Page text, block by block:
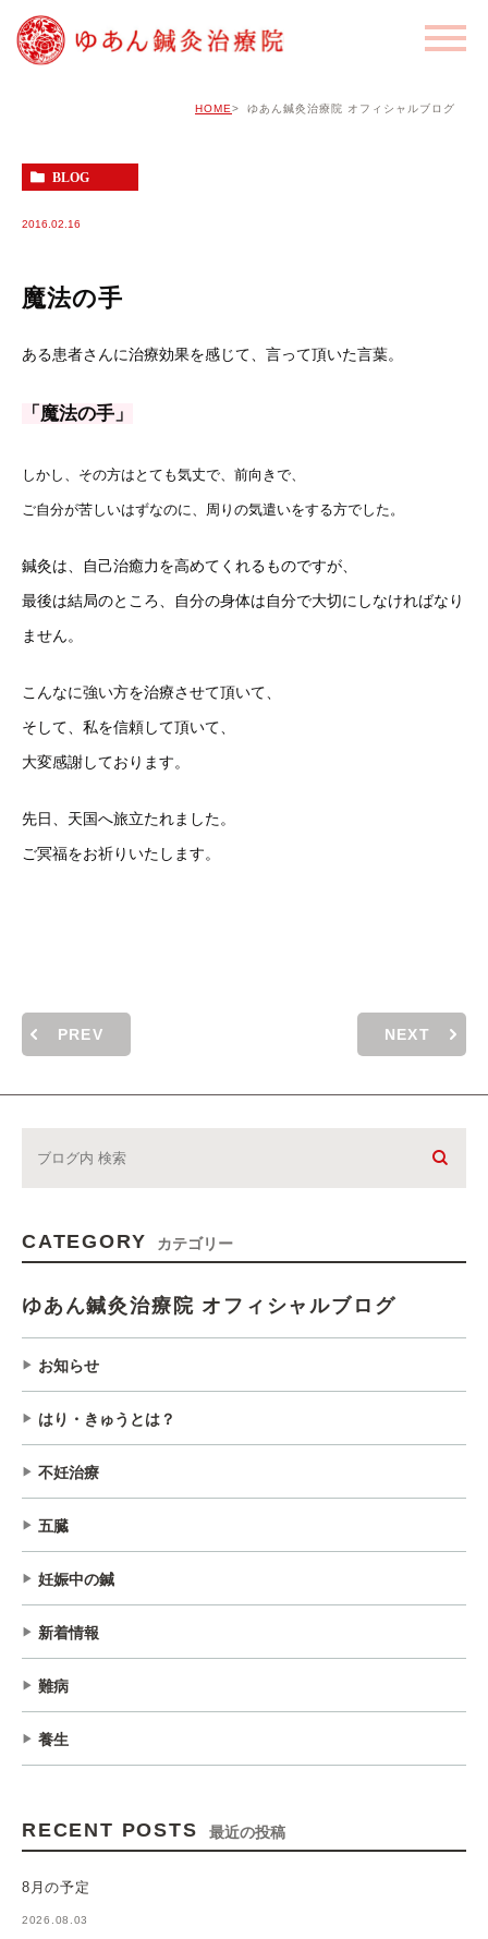
HOME ゆあん鍼灸治療院 オフィシャルブログ
BLOG
2016.02.16
魔法の手
ある患者さんに治療効果を感じて、言って頂いた言葉。
「魔法の手」
しかし、その方はとても気丈で、前向きで、
ご自分が苦しいはずなのに、周りの気遣いをする方でした。
鍼灸は、自己治癒力を高めてくれるものですが、
最後は結局のところ、自分の身体は自分で大切にしなければなり
ません。
こんなに強い方を治療させて頂いて、
そして、私を信頼して頂いて、
大変感謝しております。
先日、天国へ旅立たれました。
ご冥福をお祈りいたします。
PREV NEXT
CATEGORY カテゴリー
ゆあん鍼灸治療院 オフィシャルブログ
お知らせ
はり・きゅうとは？
不妊治療
五臓
妊娠中の鍼
新着情報
難病
養生
RECENT POSTS 最近の投稿
8月の予定
2026.08.03